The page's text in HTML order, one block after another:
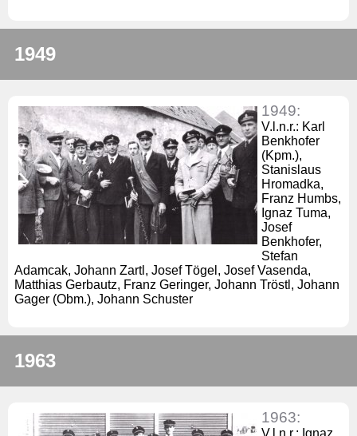
1949
1949:
V.l.n.r.: Karl
Benkhofer
(Kpm.),
Stanislaus
Hromadka,
Franz Humbs,
Ignaz Tuma,
Josef
Benkhofer,
Stefan
Adamcak, Johann Zartl, Josef Tögel, Josef Vasenda,
Matthias Gerbautz, Franz Geringer, Johann Tröstl, Johann
Gager (Obm.), Johann Schuster
1963
1963:
V.l.n.r.: Ignaz